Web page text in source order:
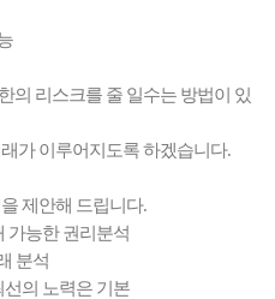
의 리스크를 줄 일수는 방법이 있
가 이루어지도록 하겠습니다.
제안해 드립니다.
가능한 권리분석
분석
의 노력은 기본